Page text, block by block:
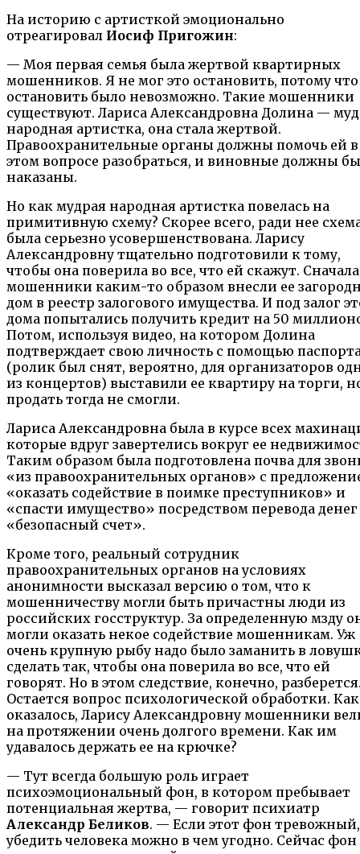
На историю с артисткой эмоционально
отреагировал Иосиф Пригожин:
— Моя первая семья была жертвой квартирных
мошенников. Я не мог это остановить, потому
остановить было невозможно. Такие мошенники
существуют. Лариса Александровна Долина —
народная артистка, она стала жертвой.
Правоохранительные органы должны помочь ей в
этом вопросе разобраться, и виновные должны
наказаны.
Но как мудрая народная артистка повелась на
примитивную схему? Скорее всего, ради нее
была серьезно усовершенствована. Ларису
Александровну тщательно подготовили к тому,
чтобы она поверила во все, что ей скажут. Сначала
мошенники каким-то образом внесли ее
дом в реестр залогового имущества. И под залог
дома попытались получить кредит на 50
Потом, используя видео, на котором Долина
подтверждает свою личность с помощью
(ролик был снят, вероятно, для организаторов
из концертов) выставили ее квартиру на торги,
продать тогда не смогли.
Лариса Александровна была в курсе всех
которые вдруг завертелись вокруг ее
Таким образом была подготовлена почва для
«из правоохранительных органов» с
«оказать содействие в поимке преступников» и
«спасти имущество» посредством перевода
«безопасный счет».
Кроме того, реальный сотрудник
правоохранительных органов на условиях
анонимности высказал версию о том, что к
мошенничеству могли быть причастны люди из
российских госструктур. За определенную мзду
могли оказать некое содействие мошенникам. Уж
очень крупную рыбу надо было заманить в
сделать так, чтобы она поверила во все, что ей
говорят. Но в этом следствие, конечно,
Остается вопрос психологической обработки. Как
оказалось, Ларису Александровну мошенники
на протяжении очень долгого времени. Как им
удавалось держать ее на крючке?
— Тут всегда большую роль играет
психоэмоциональный фон, в котором пребывает
потенциальная жертва, — говорит психиатр
Александр Беликов. — Если этот фон
убедить человека можно в чем угодно. Сейчас фон